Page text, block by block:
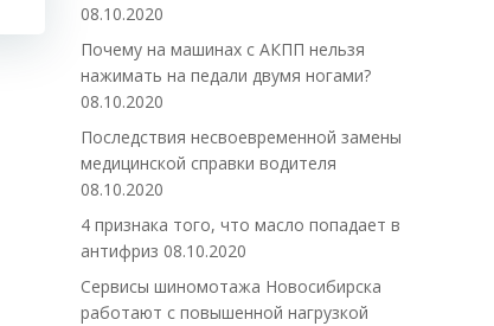
08.10.2020
Почему на машинах с АКПП нельзя
нажимать на педали двумя ногами?
08.10.2020
Последствия несвоевременной замены
медицинской справки водителя
08.10.2020
4 признака того, что масло попадает в
антифриз 08.10.2020
Сервисы шиномотажа Новосибирска
работают с повышенной нагрузкой